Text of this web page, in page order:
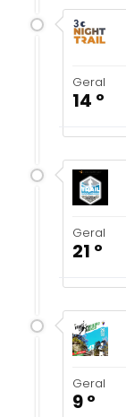
Geral
14 º
Geral
21 º
Geral
9 º